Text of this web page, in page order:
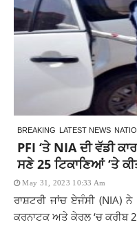
BREAKING LATEST NEWS
PFI ‘ਤੇ NIA ਦੀ ਵੱਡੀ
ਸਣੇ 25 ਟਿਕਾਣਿਆਂ ‘ਤੇ
May 31, 2023 10:33 Am
ਰਾਸ਼ਟਰੀ ਜਾਂਚ ਏਜੰਸੀ (NIA) ਨੇ
ਕਰਨਾਟਕ ਅਤੇ ਕੇਰਲ ‘ਚ ਕਰੀਬ